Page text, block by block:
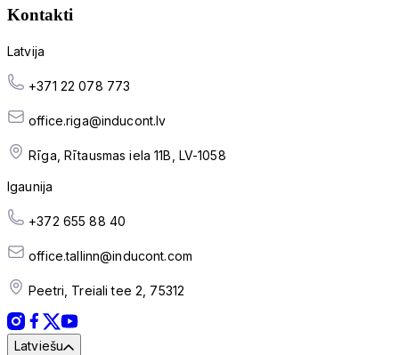
Kontakti
Latvija
+371 22 078 773
office.riga@inducont.lv
Rīga, Rītausmas iela 11B, LV-1058
Igaunija
+372 655 88 40
office.tallinn@inducont.com
Peetri, Treiali tee 2, 75312
Latviešu